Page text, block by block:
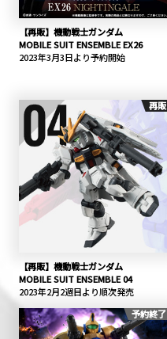
【再販】機動戦士ガンダム
MOBILE SUIT ENSEMBLE EX26
2023年3月3日より予約開始
再販
【再販】機動戦士ガンダム
MOBILE SUIT ENSEMBLE 04
2023年2月2週目より順次発売
予約終了